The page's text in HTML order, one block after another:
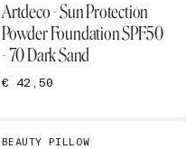
Artdeco - Sun Protection
Powder Foundation SPF50
- 70 Dark Sand
€ 42,50
BEAUTY PILLOW